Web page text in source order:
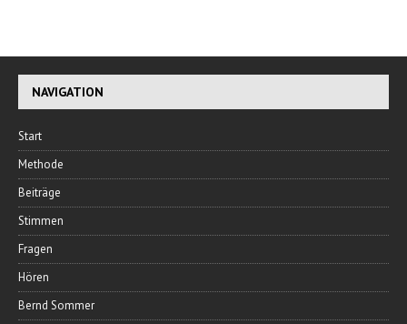
NAVIGATION
Start
Methode
Beiträge
Stimmen
Fragen
Hören
Bernd Sommer